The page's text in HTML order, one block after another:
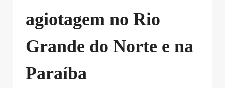
agiotagem no Rio
Grande do Norte e na
Paraíba